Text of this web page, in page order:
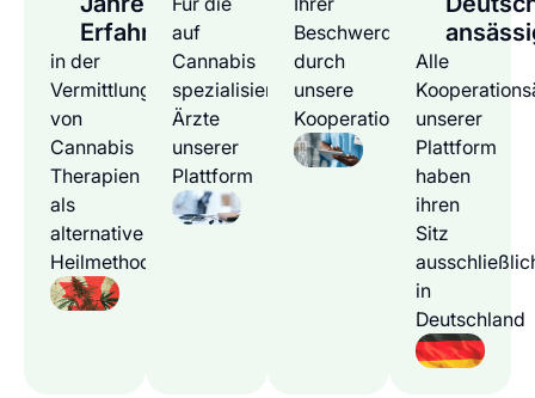
Erfahrung
in der
Vermittlung
von
Cannabis
Therapien
als
alternative
Heilmethode
auf
Cannabis
spezialisierten
Ärzte
unserer
Plattform
Beschwerden
durch
unsere
Kooperationsärzte
Alle
unserer
Plattform
haben
ihren
Sitz
in
Deutschland